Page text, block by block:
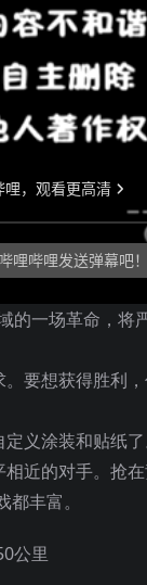
一场革命，
要想获得胜利
义涂装和贴纸
近的对手。抢
丰富。
公里